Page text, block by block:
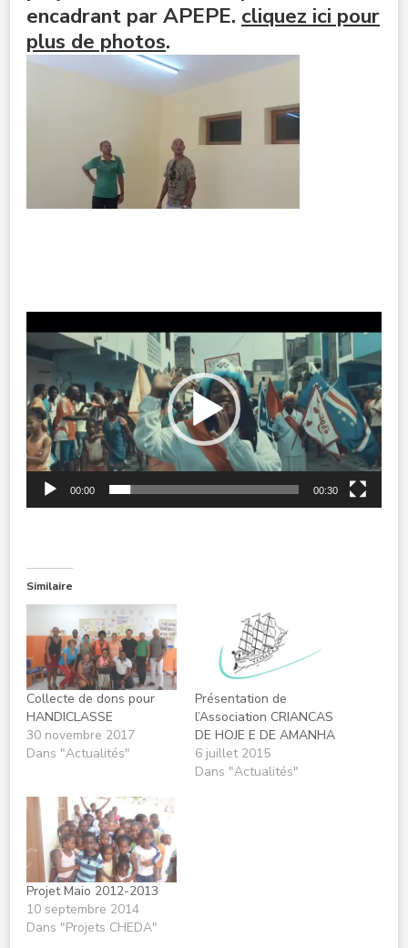
encadrant par APEPE. cliquez ici pour
plus de photos.
vidéo
00:00 00:30
Similaire
Collecte de dons pour
HANDICLASSE
30 novembre 2017
Dans "Actualités"
Présentation de
l’Association CRIANCAS
DE HOJE E DE AMANHA
6 juillet 2015
Dans "Actualités"
Projet Maio 2012-2013
10 septembre 2014
Dans "Projets CHEDA"